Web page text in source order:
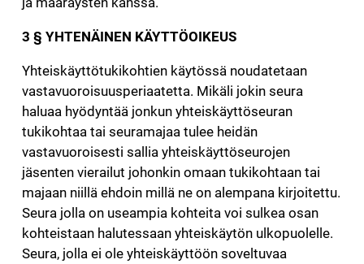
3 § YHTENÄINEN KÄYTTÖOIKEUS
Yhteiskäyttötukikohtien käytössä noudatetaan
vastavuoroisuusperiaatetta. Mikäli jokin seura
haluaa hyödyntää jonkun yhteiskäyttöseuran
tukikohtaa tai seuramajaa tulee heidän
vastavuoroisesti sallia yhteiskäyttöseurojen
jäsenten vierailut johonkin omaan tukikohtaan tai
majaan niillä ehdoin millä ne on alempana kirjoitettu.
Seura jolla on useampia kohteita voi sulkea osan
kohteistaan halutessaan yhteiskäytön ulkopuolelle.
Seura, jolla ei ole yhteiskäyttöön soveltuvaa